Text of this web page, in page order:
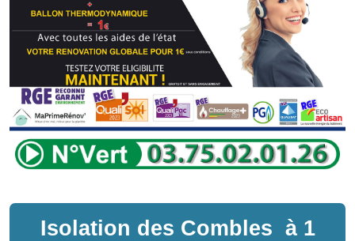
Isolation des Combles à 1